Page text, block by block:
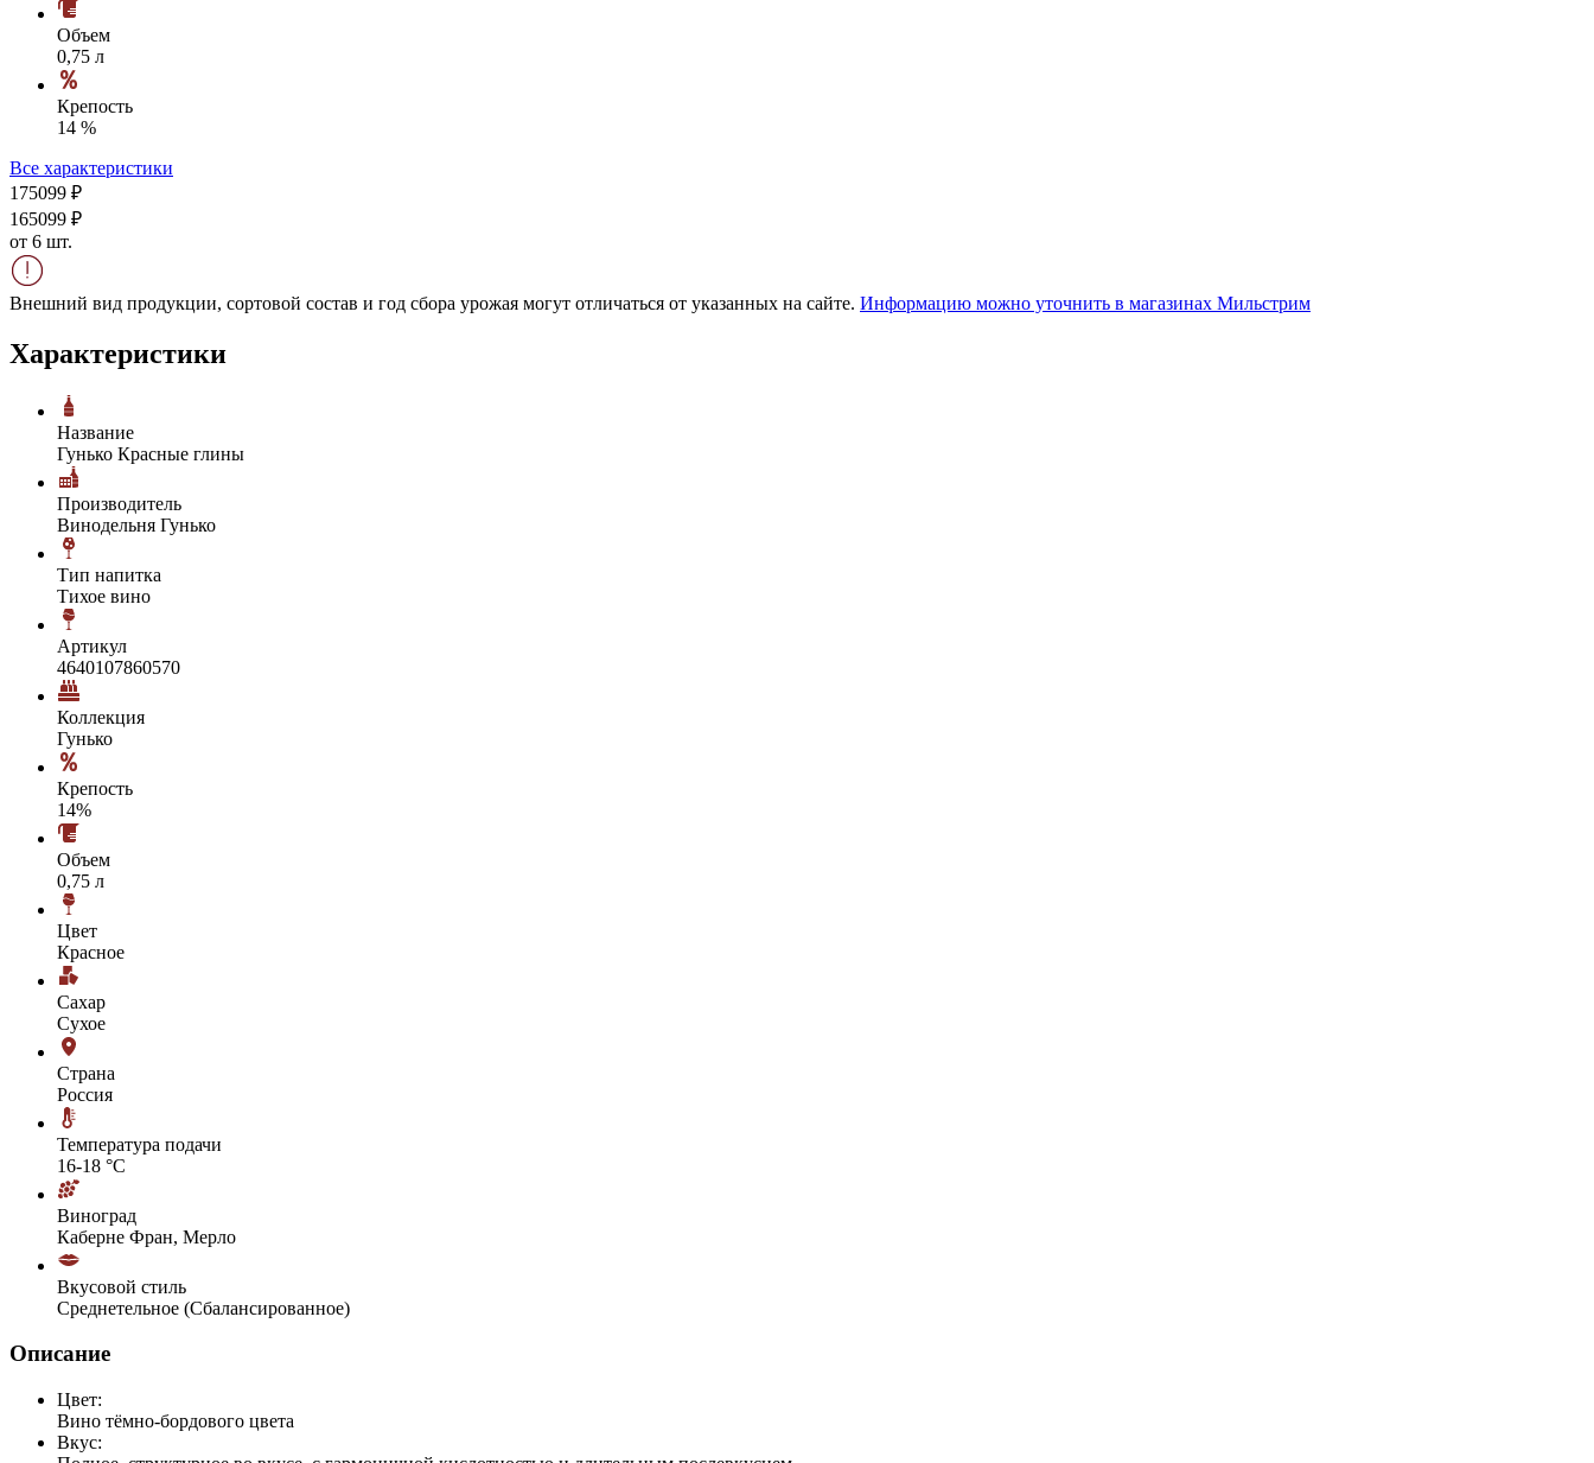
Объем
0,75 л
Крепость
14 %
Все характеристики
175099 ₽
165099 ₽
от 6 шт.
Внешний вид продукции, сортовой состав и год сбора урожая могут отличаться от указанных на сайте. Информацию можно уточнить в магазинах Мильстрим
Характеристики
Название
Гунько Красные глины
Производитель
Винодельня Гунько
Тип напитка
Тихое вино
Артикул
4640107860570
Коллекция
Гунько
Крепость
14%
Объем
0,75 л
Цвет
Красное
Сахар
Сухое
Страна
Россия
Температура подачи
16-18 °С
Виноград
Каберне Фран, Мерло
Вкусовой стиль
Среднетельное (Сбалансированное)
Описание
Цвет:
Вино тёмно-бордового цвета
Вкус: